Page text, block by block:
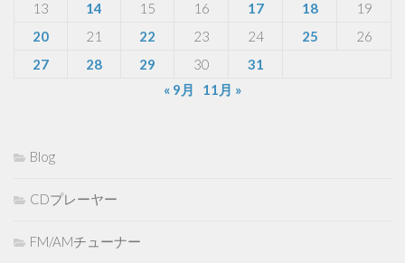
13
14 15 16 17 18
19
20
21 22 23 24 25
26
27
28 29 30
31
« 9月
11月 »
Blog
CDプレーヤー
FM/AMチューナー